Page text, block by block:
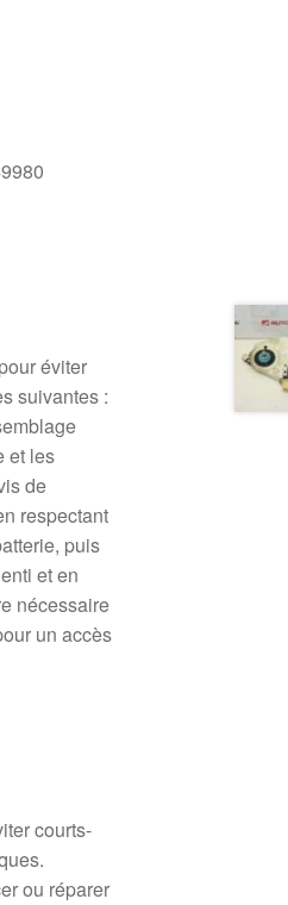
éviter
suivantes :
et les
de
respectant
puis
et en
nécessaire
un accès
courts-
ou réparer